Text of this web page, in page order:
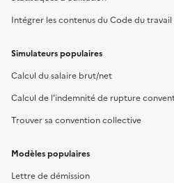
Intégrer les contenus du Code du
Simulateurs populaires
Calcul du salaire brut/net
Calcul de l'indemnité de rupture
Trouver sa convention collective
Modèles populaires
Lettre de démission